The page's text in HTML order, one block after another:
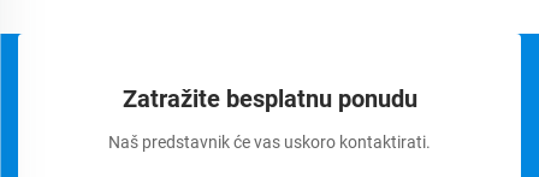
Zatražite besplatnu ponudu
Naš predstavnik će vas uskoro kontaktirati.